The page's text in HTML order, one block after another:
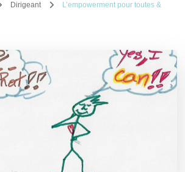
Dirigeant
L’empowerment pour toutes &